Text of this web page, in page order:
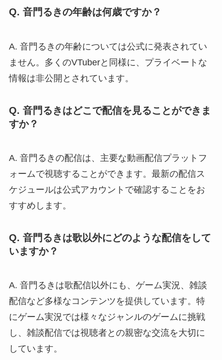
Q. 音門るきの年齢は何歳ですか？
A. 音門るきの年齢については公式に発表されてい
ません。多くのVTuberと同様に、プライベートな
情報は非公開とされています。
Q. 音門るきはどこで配信を見ることができま
すか？
A. 音門るきの配信は、主要な動画配信プラットフ
ォームで視聴することができます。最新の配信ス
ケジュールは公式アカウントで確認することをお
すすめします。
Q. 音門るきは歌以外にどのような配信をして
いますか？
A. 音門るきは歌配信以外にも、ゲーム実況、雑談
配信など多様なコンテンツを提供しています。特
にゲーム実況では様々なジャンルのゲームに挑戦
し、雑談配信では視聴者との親密な交流を大切に
しています。